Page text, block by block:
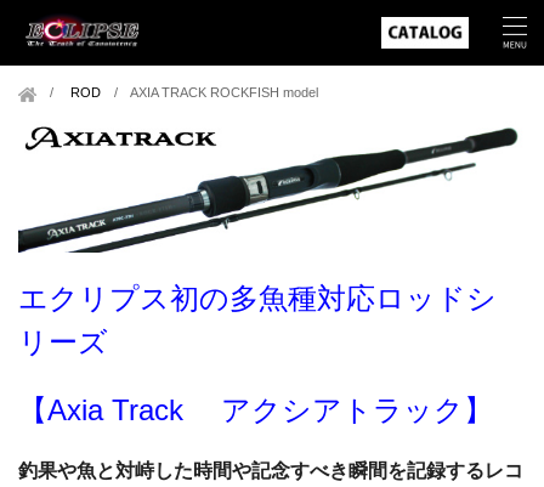
ROD /AXIA TRACK ROCKFISH model
エクリプス初の多魚種対応ロッドシ
リーズ
【Axia Track アクシアトラック】
釣果や魚と対峙した時間や記念すべき瞬間を記録するレコ